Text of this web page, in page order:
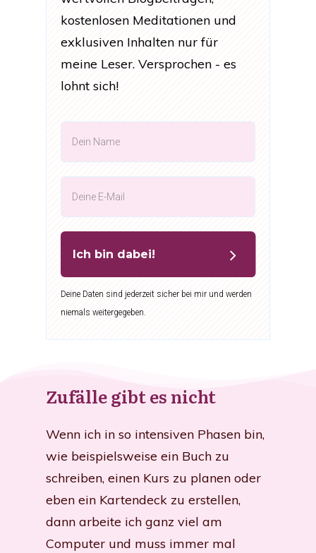
kostenlosen Meditationen und
exklusiven Inhalten nur für
meine Leser. Versprochen - es
lohnt sich!
Ich bin dabei!
Deine Daten sind jederzeit sicher bei mir und werden
niemals weitergegeben.
Zufälle gibt es nicht
Wenn ich in so intensiven Phasen bin,
wie beispielsweise ein Buch zu
schreiben, einen Kurs zu planen oder
eben ein Kartendeck zu erstellen,
dann arbeite ich ganz viel am
Computer und muss immer mal